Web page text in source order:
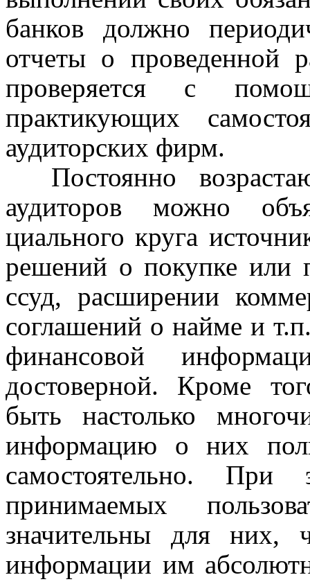
банков должно
отчеты о проведенной
проверяется с
практикующих
аудиторских фирм.
Постоянно воз
аудиторов можно
циального круга
решений о покупке или
ссуд, расширении
соглашений о найме и т.
финансовой
достоверной. Кроме
быть настолько
информацию о них
самостоятельно. При
принимаемых
значительны для них,
информации им